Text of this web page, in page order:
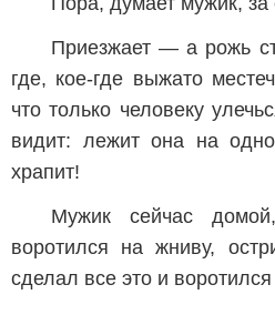
Приезжает — а рожь
где, кое-где выжато
что только человеку
видит: лежит она на
храпит!
Мужик сейчас
воротился на жниву,
сделал все это и